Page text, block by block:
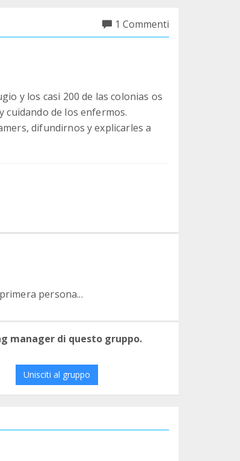
1 Commenti
y los casi 200 de las colonias os
cuidando de los enfermos.
difundirnos y explicarles a
persona...
manager di questo gruppo.
Unisciti al gruppo